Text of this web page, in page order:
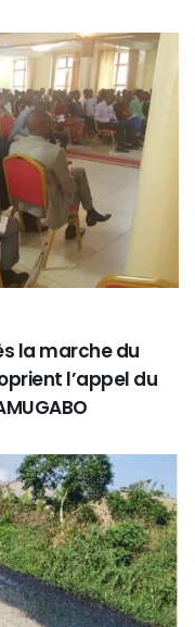
la marche du
l’appel du